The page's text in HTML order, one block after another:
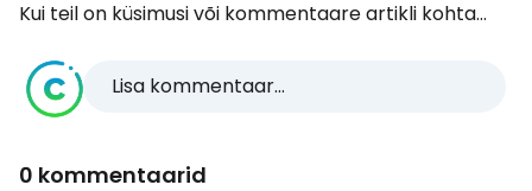
Kui teil on küsimusi või kommentaare artikli kohta...
Lisa kommentaar...
0 kommentaarid